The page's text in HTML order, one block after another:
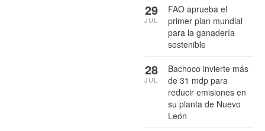
FAO aprueba el
primer plan mundial
para la ganadería
sostenible
29
JUL
Bachoco invierte más
de 31 mdp para
reducir emisiones en
su planta de Nuevo
León
28
JUL